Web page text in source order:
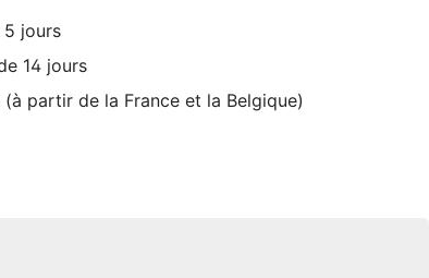
5 jours
14 jours
partir de la France et la Belgique)